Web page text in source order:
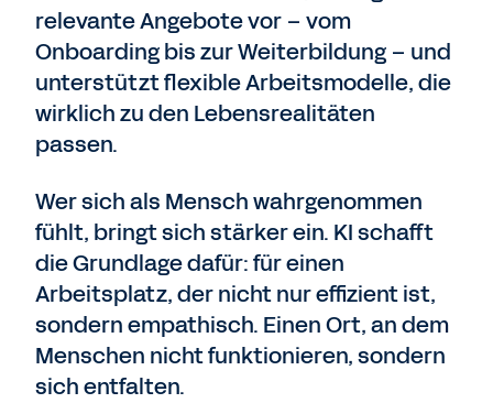
relevante Angebote vor – vom
Onboarding bis zur Weiterbildung – und
unterstützt flexible Arbeitsmodelle, die
wirklich zu den Lebensrealitäten
passen.
Wer sich als Mensch wahrgenommen
fühlt, bringt sich stärker ein. KI schafft
dieGrundlage dafür: für einen
Arbeitsplatz, der nicht nur effizient ist,
sondern empathisch. Einen Ort, an dem
Menschen nicht funktionieren, sondern
sich entfalten.